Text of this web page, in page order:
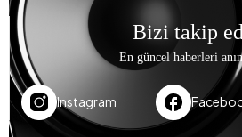
Bizi takip
En güncel haberleri
Instagram